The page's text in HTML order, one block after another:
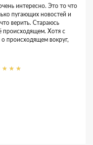
интересно. Это то что
пугающих новостей и
верить. Стараюсь
происходящем. Хотя с
происходящем вокруг,